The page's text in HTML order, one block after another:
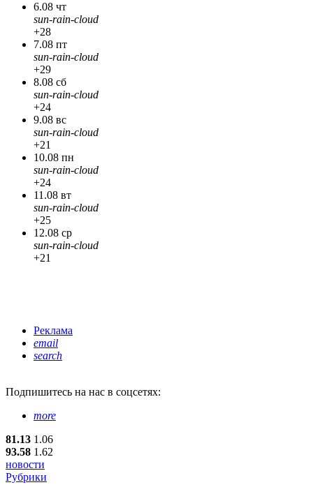
6.08 чт
sun-rain-cloud
+28
7.08 пт
sun-rain-cloud
+29
8.08 сб
sun-rain-cloud
+24
9.08 вс
sun-rain-cloud
+21
10.08 пн
sun-rain-cloud
+24
11.08 вт
sun-rain-cloud
+25
12.08 ср
sun-rain-cloud
+21
Реклама
email
search
Подпишитесь на нас в соцсетях:
more
81.13 1.06
93.58 1.62
новости
Рубрики